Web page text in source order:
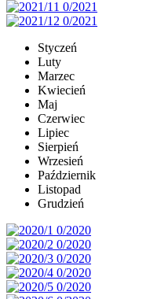
Styczeń
Luty
Marzec
Kwiecień
Maj
Czerwiec
Lipiec
Sierpień
Wrzesień
Październik
Listopad
Grudzień